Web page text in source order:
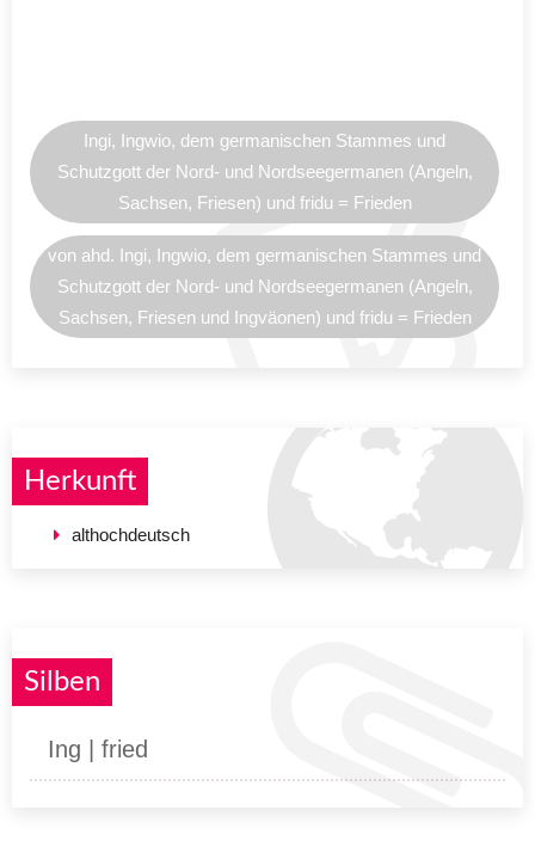
Ingi, Ingwio, dem germanischen Stammes und
Schutzgott der Nord- und Nordseegermanen (Angeln,
Sachsen, Friesen) und fridu = Frieden
von ahd. Ingi, Ingwio, dem germanischen Stammes und
Schutzgott der Nord- und Nordseegermanen (Angeln,
Sachsen, Friesen und Ingväonen) und fridu = Frieden
Herkunft
althochdeutsch
Silben
Ing | fried